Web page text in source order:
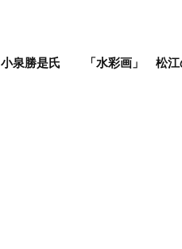
小泉勝是氏 「水彩画」 松江